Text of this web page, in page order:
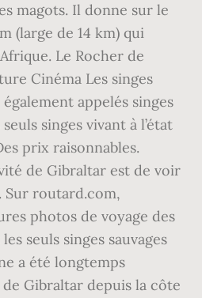
magots. Il donne sur le
(large de 14 km) qui
Le Rocher de
Cinéma Les singes
appelés singes
singes vivant à l’état
prix raisonnables.
de Gibraltar est de voir
Sur routard.com,
photos de voyage des
seuls singes sauvages
a été longtemps
Gibraltar depuis la côte